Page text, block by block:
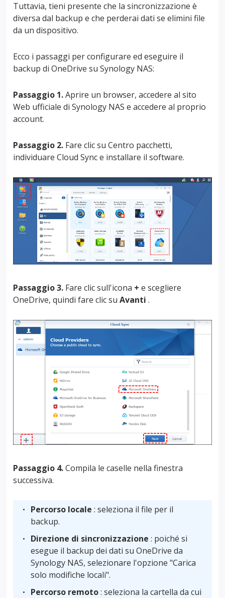
Tuttavia, tieni presente che la sincronizzazione è
diversa dal backup e che perderai dati se elimini file
da un dispositivo.
Ecco i passaggi per configurare ed eseguire il
backup di OneDrive su Synology NAS:
Passaggio 1.Aprire un browser, accedere al sito
Web ufficiale di Synology NAS e accedere al proprio
account.
Passaggio 2. Fare clic su Centro pacchetti,
individuare Cloud Sync e installare il software.
Passaggio 3. Fare clic sull'icona + e scegliere
OneDrive, quindi fare clic suAvanti .
Passaggio 4.Compila le caselle nella finestra
successiva.
Percorso locale : seleziona il file per il
backup.
Direzione di sincronizzazione : poiché si
esegue il backup dei dati su OneDrive da
Synology NAS, selezionare l'opzione "Carica
solo modifiche locali".
Percorso remoto: seleziona la cartella da cui